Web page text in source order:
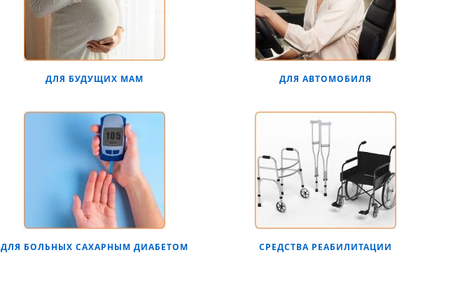
ДЛЯ БУДУЩИХ МАМ ДЛЯ АВТОМОБИЛЯ
ДЛЯ БОЛЬНЫХ САХАРНЫМ ДИАБЕТОМ СРЕДСТВА РЕАБИЛИТАЦИИ